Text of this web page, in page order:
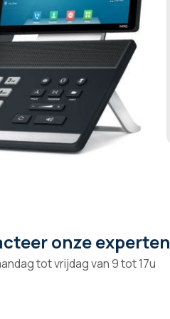
onze experten
tot vrijdag van 9 tot 17u